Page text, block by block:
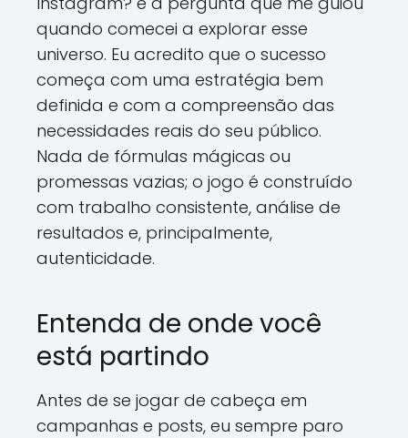
quando comecei a explorar esse
universo. Eu acredito que o sucesso
começa com uma estratégia bem
definida e com a compreensão das
necessidades reais do seu público.
Nada de fórmulas mágicas ou
promessas vazias; o jogo é construído
com trabalho consistente, análise de
resultados e, principalmente,
autenticidade.
Entenda de onde você
está partindo
Antes de se jogar de cabeça em
campanhas e posts, eu sempre paro